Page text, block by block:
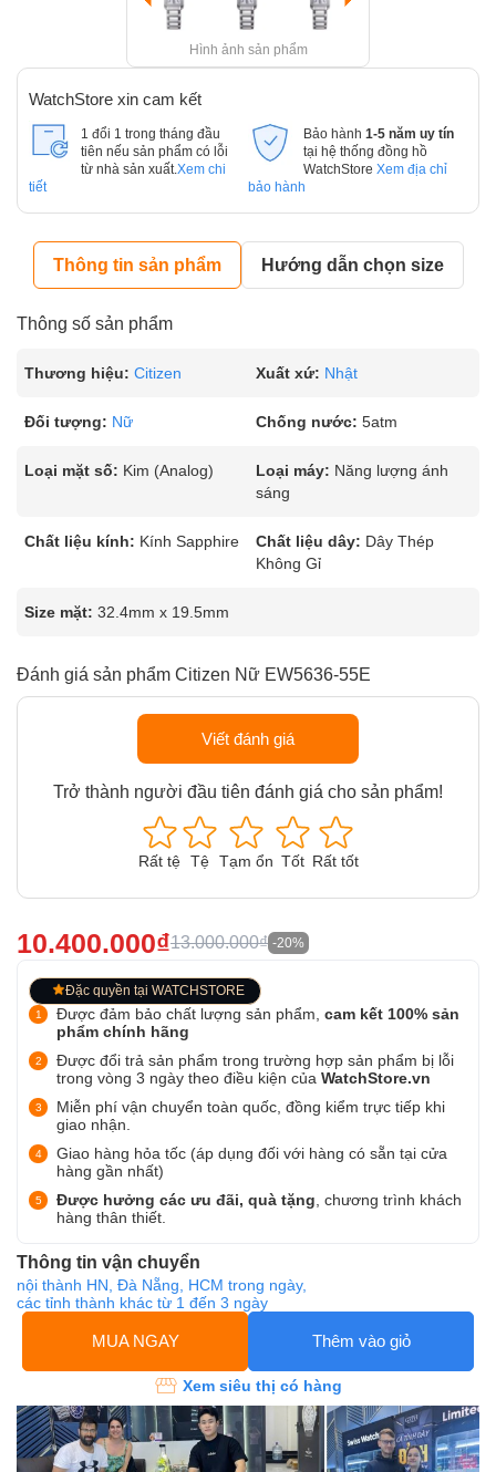
Hình ảnh sản phẩm
WatchStore xin cam kết
1 đổi 1 trong tháng đầu
tiên nếu sản phẩm có lỗi
từ nhà sản xuất. Xem chi
tiết
Bảo hành 1-5 năm uy tín
tại hệ thống đồng hồ
WatchStore Xem địa chỉ
bảo hành
Thông tin sản phẩm Hướng dẫn chọn size
Thông số sản phẩm
Thương hiệu: Citizen Xuất xứ: Nhật
Đối tượng: Nữ Chống nước: 5atm
Loại mặt số: Kim (Analog) Loại máy: Năng lượng ánh
sáng
Chất liệu kính: Kính Sapphire Chất liệu dây: Dây Thép
Không Gỉ
Size mặt: 32.4mm x 19.5mm
Đánh giá sản phẩm Citizen Nữ EW5636-55E
Viết đánh giá
Trở thành người đầu tiên đánh giá cho sản phẩm!
Rất tệ Tệ Tạm ổn Tốt Rất tốt
10.400.000₫13.000.000₫ -20%
Đặc quyền tại WATCHSTORE
Được đảm bảo chất lượng sản phẩm, cam kết 100% sản
phẩm chính hãng
Được đổi trả sản phẩm trong trường hợp sản phẩm bị lỗi
trong vòng 3 ngày theo điều kiện của WatchStore.vn
Miễn phí vận chuyển toàn quốc, đồng kiểm trực tiếp khi
giao nhận.
Giao hàng hỏa tốc (áp dụng đối với hàng có sẵn tại cửa
hàng gần nhất)
Được hưởng các ưu đãi, quà tặng , chương trình khách
hàng thân thiết.
Thông tin vận chuyển
nội thành HN, Đà Nẵng, HCM trong ngày,
các tỉnh thành khác từ 1 đến 3 ngày
MUA NGAY Thêm vào giỏ
Xem siêu thị có hàng